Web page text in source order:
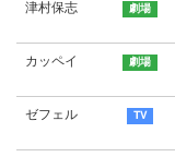
津村保志
カッペイ
ゼフェル